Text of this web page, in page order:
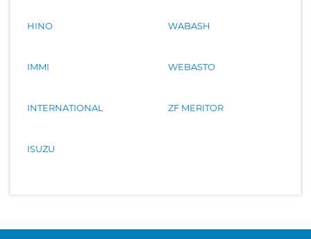
HINO
IMMI
INTERNATIONAL
ISUZU
WABASH
WEBASTO
ZF MERITOR